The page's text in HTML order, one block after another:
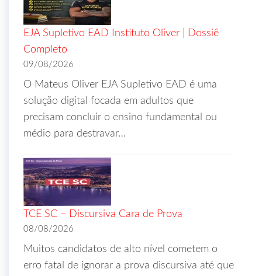
EJA Supletivo EAD Instituto Oliver | Dossiê
Completo
09/08/2026
O Mateus Oliver EJA Supletivo EAD é uma
solução digital focada em adultos que
precisam concluir o ensino fundamental ou
médio para destravar…
TCE SC – Discursiva Cara de Prova
08/08/2026
Muitos candidatos de alto nível cometem o
erro fatal de ignorar a prova discursiva até que